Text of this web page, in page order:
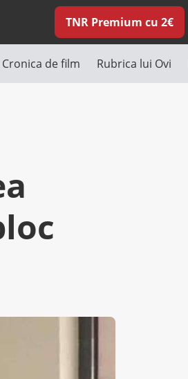
TNR Premium cu 2€
Cronica de film Rubrica lui Ovi